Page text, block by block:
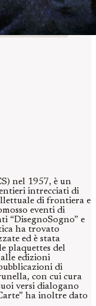
nel 1957, è un
intrecciati di
di frontiera e
eventi di
“DisegnoSogno” e
ha trovato
ed è stata
plaquettes del
edizioni
di
con cui cura
versi dialogano
ha inoltre dato